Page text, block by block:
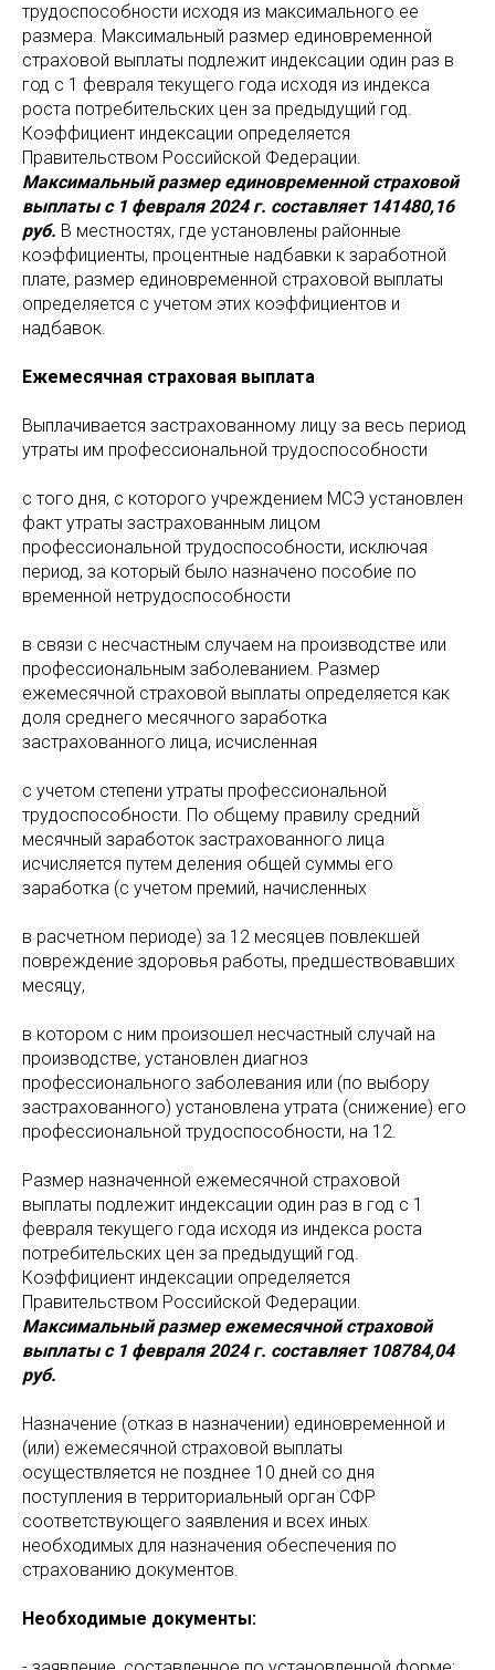
трудоспособности исходя из максимального ее
размера. Максимальный размер единовременной
страховой выплаты подлежит индексации один раз в
год с 1 февраля текущего года исходя из индекса
роста потребительских цен за предыдущий год.
Коэффициент индексации определяется
Правительством Российской Федерации.
Максимальный размер единовременной страховой
выплаты с 1 февраля 2024 г. составляет 141480,16
руб. В местностях, где установлены районные
коэффициенты, процентные надбавки к заработной
плате, размер единовременной страховой выплаты
определяется с учетом этих коэффициентов и
надбавок.
Ежемесячная страховая выплата
Выплачивается застрахованному лицу за весь период
утраты им профессиональной трудоспособности
с того дня, с которого учреждением МСЭ установлен
факт утраты застрахованным лицом
профессиональной трудоспособности, исключая
период, за который было назначено пособие по
временной нетрудоспособности
в связи с несчастным случаем на производстве или
профессиональным заболеванием. Размер
ежемесячной страховой выплаты определяется как
доля среднего месячного заработка
застрахованного лица, исчисленная
с учетом степени утраты профессиональной
трудоспособности. По общему правилу средний
месячный заработок застрахованного лица
исчисляется путем деления общей суммы его
заработка (с учетом премий, начисленных
в расчетном периоде) за 12 месяцев повлекшей
повреждение здоровья работы, предшествовавших
месяцу,
в котором с ним произошел несчастный случай на
производстве, установлен диагноз
профессионального заболевания или (по выбору
застрахованного) установлена утрата (снижение) его
профессиональной трудоспособности, на 12.
Размер назначенной ежемесячной страховой
выплаты подлежит индексации один раз в год с 1
февраля текущего года исходя из индекса роста
потребительских цен за предыдущий год.
Коэффициент индексации определяется
Правительством Российской Федерации.
Максимальный размер ежемесячной страховой
выплаты с 1 февраля 2024 г. составляет 108784,04
руб.
Назначение (отказ в назначении) единовременной и
(или) ежемесячной страховой выплаты
осуществляется не позднее 10 дней со дня
поступления в территориальный орган СФР
соответствующего заявления и всех иных
необходимых для назначения обеспечения по
страхованию документов.
Необходимые документы: